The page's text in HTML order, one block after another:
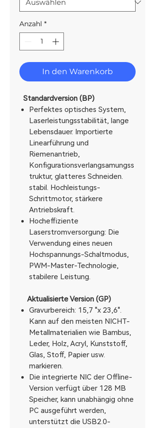
Anzahl *
In den Warenkorb
Standardversion (BP)
Perfektes optisches System,
Laserleistungsstabilität, lange
Lebensdauer. Importierte
Linearführung und
Riemenantrieb,
Konfigurationsverlangsamungss
truktur, glatteres Schneiden.
stabil. Hochleistungs-
Schrittmotor, stärkere
Antriebskraft.
Hocheffiziente
Laserstromversorgung: Die
Verwendung eines neuen
Hochspannungs-Schaltmodus,
PWM-Master-Technologie,
stabilere Leistung.
Aktualisierte Version (GP)
Gravurbereich: 15,7 "x 23,6".
Kann auf den meisten NICHT-
Metallmaterialien wie Bambus,
Leder, Holz, Acryl, Kunststoff,
Glas, Stoff, Papier usw.
markieren.
Die integrierte NIC der Offline-
Version verfügt über 128 MB
Speicher, kann unabhängig ohne
PC ausgeführt werden,
unterstützt die USB2.0-